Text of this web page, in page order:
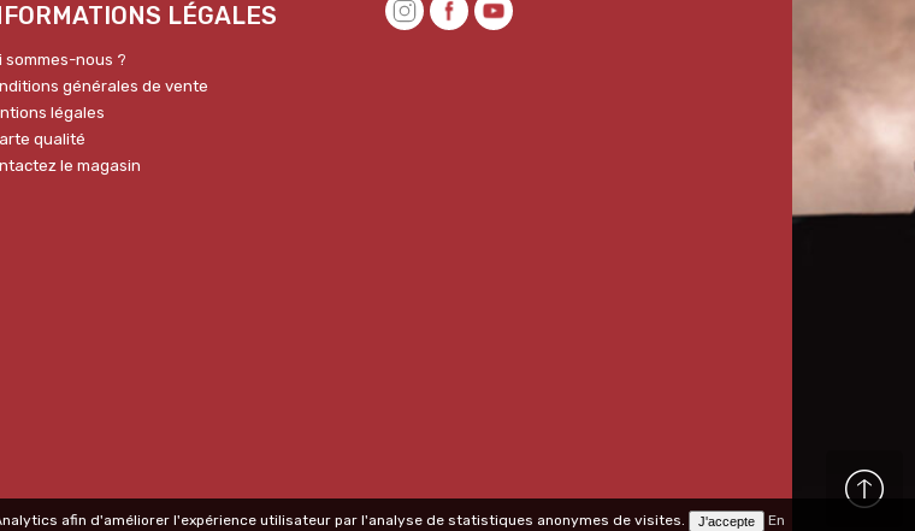
LÉGALES
sommes-nous ?
générales de vente
légales
qualité
le magasin
afin d'améliorer l'expérience utilisateur par l'analyse de statistiques anonymes de visites. En